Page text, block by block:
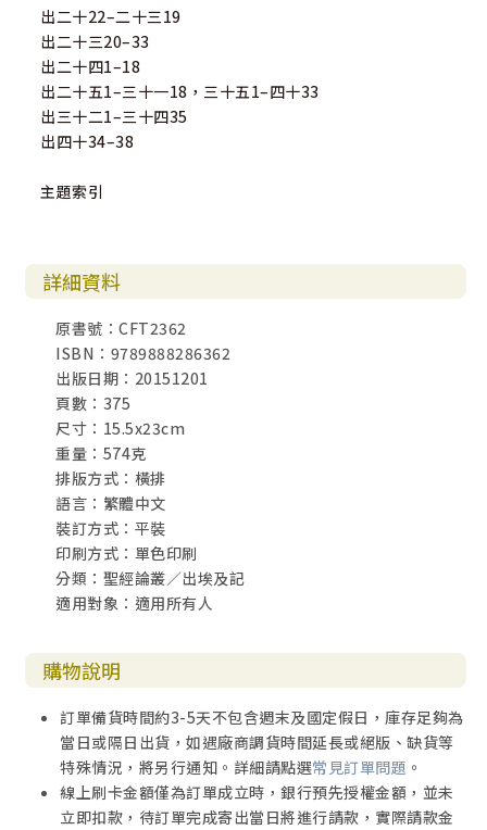
出二十22–二十三19
出二十三20–33
出二十四1–18
出二十五1–三十一18，三十五1–四十33
出三十二1–三十四35
出四十34–38
主題索引
詳細資料
原書號：CFT2362
ISBN：9789888286362
出版日期：20151201
頁數：375
尺寸：15.5x23cm
重量：574克
排版方式：橫排
語言：繁體中文
裝訂方式：平裝
印刷方式：單色印刷
分類：聖經論叢／出埃及記
適用對象：適用所有人
購物說明
訂單備貨時間約3-5天不包含週末及國定假日，庫存足夠為
當日或隔日出貨，如遇廠商調貨時間延長或絕版、缺貨等
特殊情況，將另行通知。詳細請點選常見訂單問題 。
線上刷卡金額僅為訂單成立時，銀行預先授權金額，並未
立即扣款，待訂單完成寄出當日將進行請款，實際請款金